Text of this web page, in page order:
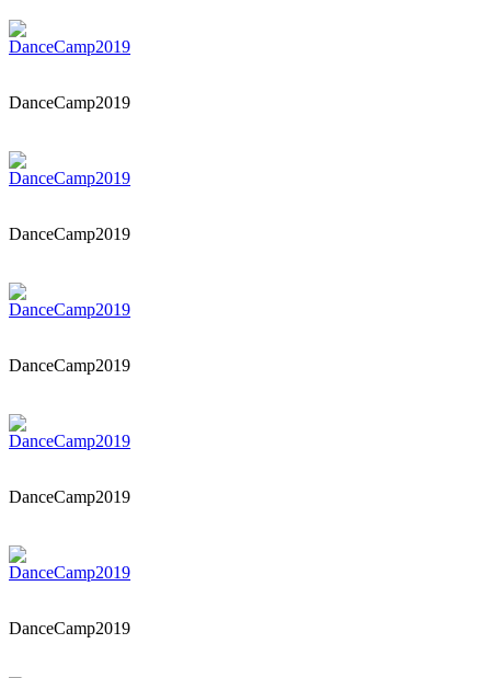
DanceCamp2019
DanceCamp2019
DanceCamp2019
DanceCamp2019
DanceCamp2019